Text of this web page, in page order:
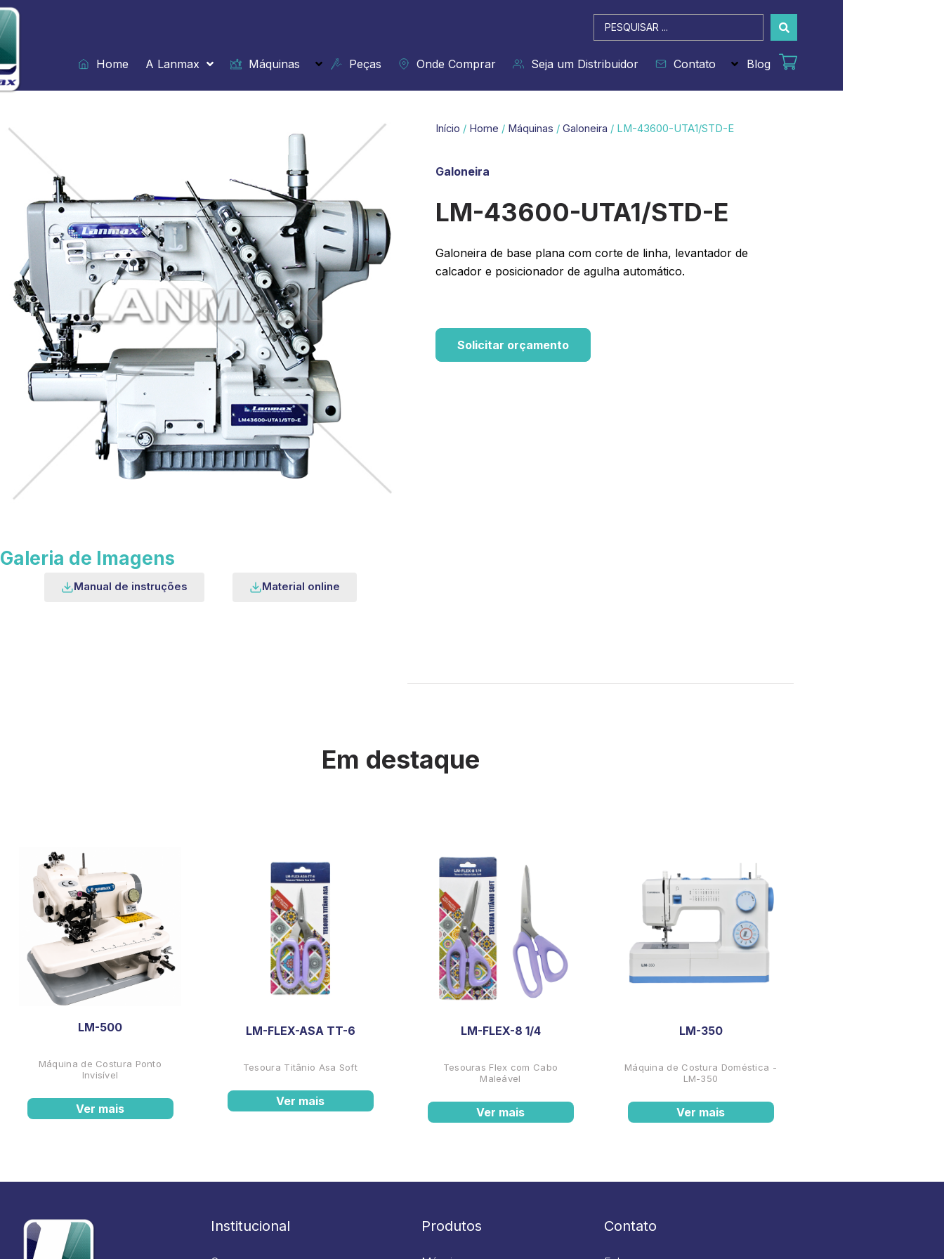
Ir
para
o
conteúdo
Pesquisar
...
Home
A Lanmax Máquinas Peças Onde Comprar Seja um Distribuidor Contato Blog
Galeria de Imagens
Manual de instruções Material online
Início / Home / Máquinas / Galoneira / LM-43600-UTA1/STD-E
Galoneira
LM-43600-UTA1/STD-E
Galoneira de base plana com corte de linha, levantador de
calcador e posicionador de agulha automático.
Solicitar orçamento
Em destaque
LM-500
Máquina de Costura Ponto
Invisível
Ver mais
LM-FLEX-ASA TT-6
Tesoura Titânio Asa Soft
Ver mais
LM-FLEX-8 1/4
Tesouras Flex com Cabo
Maleável
Ver mais
LM-350
Máquina de Costura Doméstica -
LM-350
Ver mais
Institucional Produtos Contato